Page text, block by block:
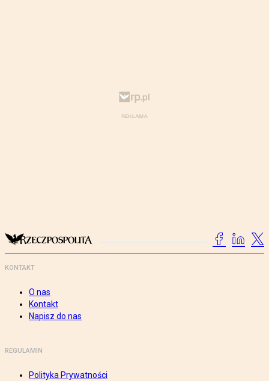
KONTAKT
O nas
Kontakt
Napisz do nas
REGULAMIN
Polityka Prywatności